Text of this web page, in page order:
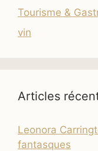
Tourisme &
vin
Articles
Leonora
fantasques